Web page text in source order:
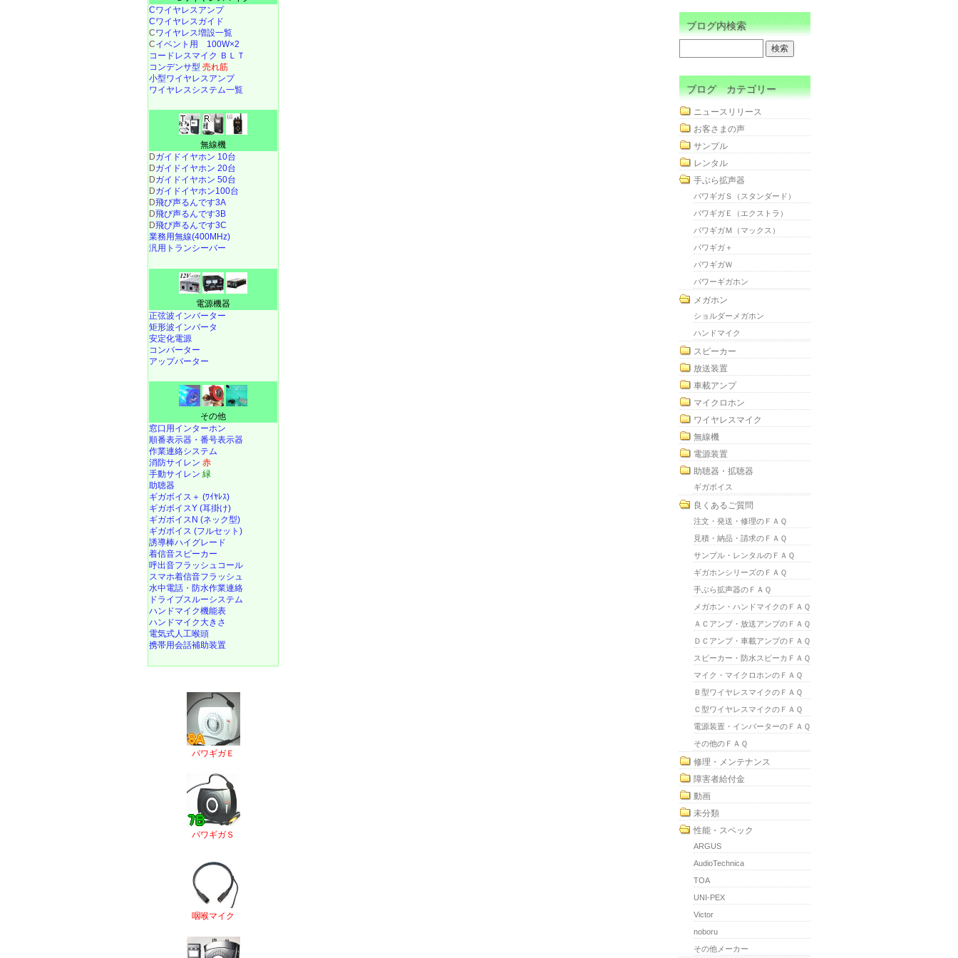
Cワイヤレスアンプ
Cワイヤレスガイド
Cワイヤレス増設一覧
Cイベント用 100W×2
コードレスマイク ＢＬＴ
コンデンサ型 売れ筋
小型ワイヤレスアンプ
ワイヤレスシステム一覧
無線機
Dガイドイヤホン 10台
Dガイドイヤホン 20台
Dガイドイヤホン 50台
Dガイドイヤホン100台
D飛び声るんです3A
D飛び声るんです3B
D飛び声るんです3C
業務用無線(400MHz)
汎用トランシーバー
電源機器
正弦波インバーター
矩形波インバータ
安定化電源
コンバーター
アップバーター
その他
窓口用インターホン
順番表示器・番号表示器
作業連絡システム
消防サイレン 赤
手動サイレン 緑
助聴器
ギガボイス＋ (ﾜｲﾔﾚｽ)
ギガボイスY (耳掛け)
ギガボイスN (ネック型)
ギガボイス (フルセット)
誘導棒ハイグレード
着信音スピーカー
呼出音フラッシュコール
スマホ着信音フラッシュ
水中電話 ・ 防水作業連絡
ドライブスルーシステム
ハンドマイク機能表
ハンドマイク大きさ
電気式人工喉頭
携帯用会話補助装置
パワギガＥ
パワギガＳ
咽喉マイク
ブログ内検索
ブログ カテゴリー
ニュースリリース
お客さまの声
サンプル
レンタル
手ぶら拡声器
パワギガＳ（スタンダード）
パワギガＥ（エクストラ）
パワギガＭ（マックス）
パワギガ＋
パワギガＷ
パワーギガホン
メガホン
ショルダーメガホン
ハンドマイク
スピーカー
放送装置
車載アンプ
マイクロホン
ワイヤレスマイク
無線機
電源装置
助聴器・拡聴器
ギガボイス
良くあるご質問
注文・発送・修理のＦＡＱ
見積・納品・請求のＦＡＱ
サンプル・レンタルのＦＡＱ
ギガホンシリーズのＦＡＱ
手ぶら拡声器のＦＡＱ
メガホン・ハンドマイクのＦＡＱ
ＡＣアンプ・放送アンプのＦＡＱ
ＤＣアンプ・車載アンプのＦＡＱ
スピーカー・防水スピーカＦＡＱ
マイク・マイクロホンのＦＡＱ
Ｂ型ワイヤレスマイクのＦＡＱ
Ｃ型ワイヤレスマイクのＦＡＱ
電源装置・インバーターのＦＡＱ
その他のＦＡＱ
修理・メンテナンス
障害者給付金
動画
未分類
性能・スペック
ARGUS
AudioTechnica
TOA
UNI-PEX
Victor
noboru
その他メーカー